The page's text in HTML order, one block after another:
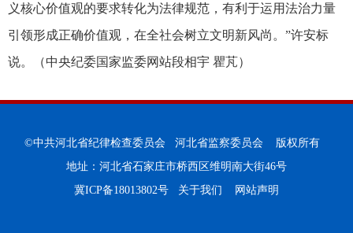
义核心价值观的要求转化为法律规范，有利于运用法治力量
引领形成正确价值观，在全社会树立文明新风尚。”许安标
说。（中央纪委国家监委网站段相宇 瞿芃）
©中共河北省纪律检查委员会 河北省监察委员会 版权所有
地址：河北省石家庄市桥西区维明南大街46号
冀ICP备18013802号
关于我们 网站声明